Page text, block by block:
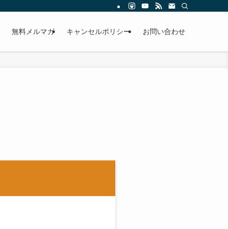
無料メルマガ キャンセルポリシー お問い合わせ